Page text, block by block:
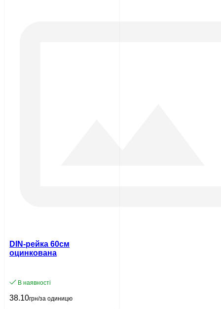
DIN-рейка 60см
оцинкована
В наявності
38.10грн/за одиницю